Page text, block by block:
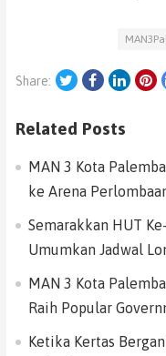
Share: TwitterFacebook
Related Posts
MAN 3 Kota
ke Arena
Semarakkan HUT
Umumkan Jadwal
MAN 3 Kota
Raih Popular
Ketika Kertas